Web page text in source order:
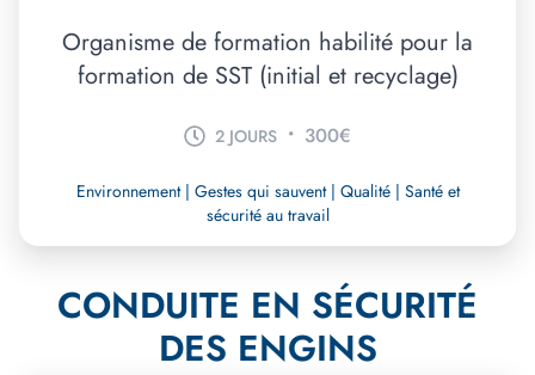
Organisme de formation habilité pour la
formation de SST (initial et recyclage)
2 JOURS • 300€
Environnement | Gestes qui sauvent | Qualité | Santé et
sécurité au travail
CONDUITE EN SÉCURITÉ
DES ENGINS